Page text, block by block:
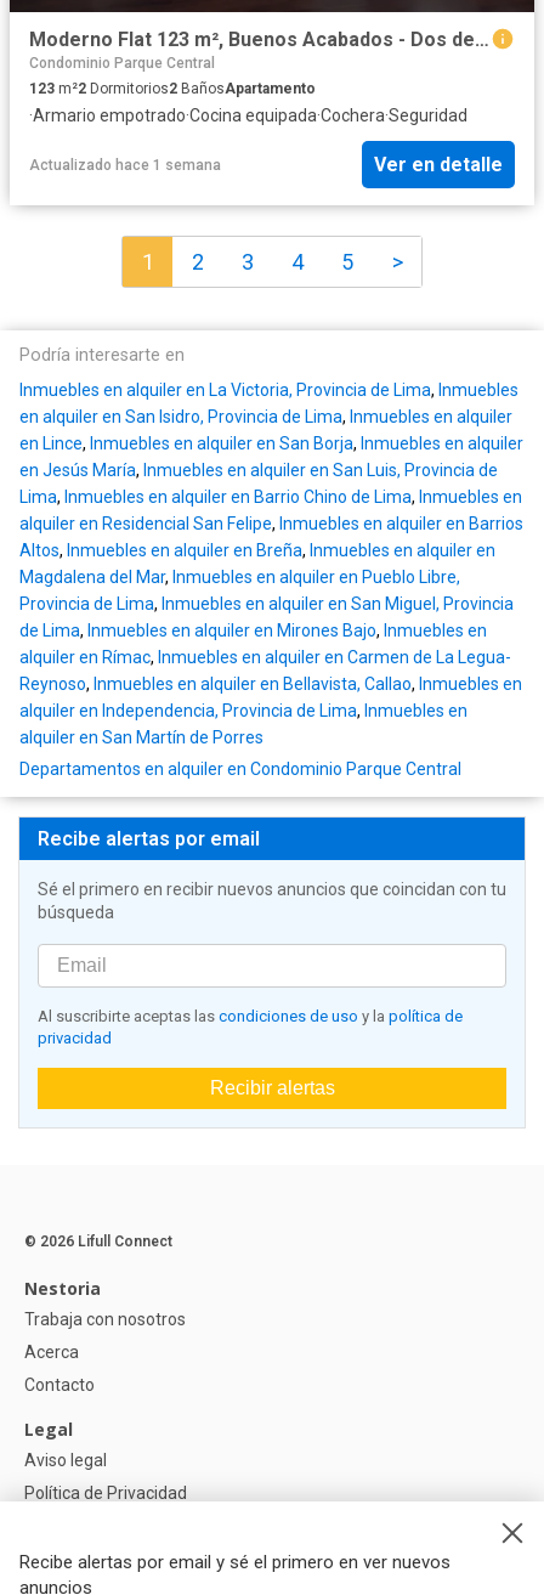
Moderno Flat 123 m², Buenos Acabados - Dos de Mayo, por Vivanda - San Isidro
Condominio Parque Central
123 m²2 Dormitorios2 BañosApartamento
·Armario empotrado·Cocina equipada·Cochera·Seguridad
Actualizado hace 1 semana Ver en detalle
1 2 3 4 5 >
Podría interesarte en
Inmuebles en alquiler en La Victoria, Provincia de Lima, Inmuebles
en alquiler en San Isidro, Provincia de Lima, Inmuebles en alquiler
en Lince, Inmuebles en alquiler en San Borja, Inmuebles en alquiler
en Jesús María, Inmuebles en alquiler en San Luis, Provincia de
Lima, Inmuebles en alquiler en Barrio Chino de Lima, Inmuebles en
alquiler en Residencial San Felipe, Inmuebles en alquiler en Barrios
Altos, Inmuebles en alquiler en Breña, Inmuebles en alquiler en
Magdalena del Mar, Inmuebles en alquiler en Pueblo Libre,
Provincia de Lima, Inmuebles en alquiler en San Miguel, Provincia
de Lima, Inmuebles en alquiler en Mirones Bajo, Inmuebles en
alquiler en Rímac, Inmuebles en alquiler en Carmen de La Legua-
Reynoso, Inmuebles en alquiler en Bellavista, Callao, Inmuebles en
alquiler en Independencia, Provincia de Lima, Inmuebles en
alquiler en San Martín de Porres
Departamentos en alquiler en Condominio Parque Central
Recibe alertas por email
Sé el primero en recibir nuevos anuncios que coincidan con tu
búsqueda
Al suscribirte aceptas las condiciones de uso y la política de
privacidad
Recibir alertas
Recibe alertas por email y sé el primero en ver nuevos
anuncios
© 2026 Lifull Connect
Nestoria
Trabaja con nosotros
Acerca
Contacto
Legal
Aviso legal
Política de Privacidad
Ayuda